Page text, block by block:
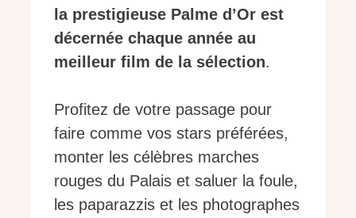
la prestigieuse Palme d’Or est
décernée chaque année au
meilleur film de la sélection.
Profitez de votre passage pour
faire comme vos stars préférées,
monter les célèbres marches
rouges du Palais et saluer la foule,
les paparazzis et les photographes